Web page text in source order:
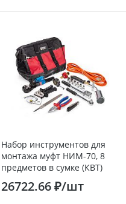
Набор инструментов для
монтажа муфт НИМ-70, 8
предметов в сумке (КВТ)
26722.66 ₽/шт